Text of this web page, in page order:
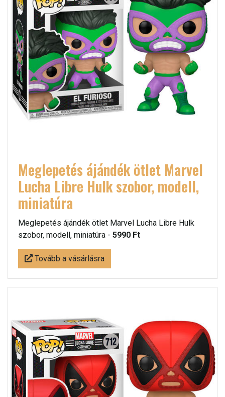
Meglepetés ájándék ötlet Marvel
Lucha Libre Hulk szobor, modell,
miniatúra
Meglepetés ájándék ötlet Marvel Lucha Libre Hulk
szobor, modell, miniatúra - 5990 Ft
Tovább a vásárlásra